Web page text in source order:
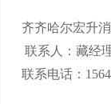
齐齐哈尔宏升
联系人：藏经
联系电话：